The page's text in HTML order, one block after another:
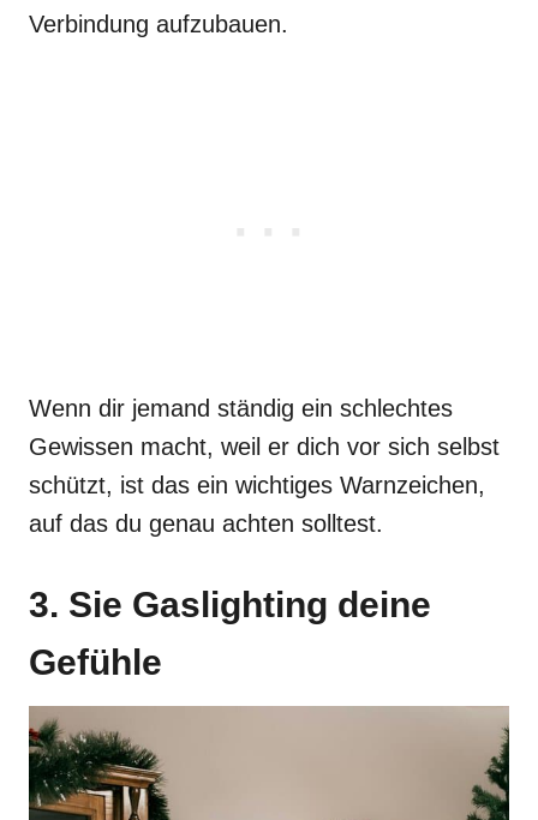
Verbindung aufzubauen.
Wenn dir jemand ständig ein schlechtes
Gewissen macht, weil er dich vor sich selbst
schützt, ist das ein wichtiges Warnzeichen,
auf das du genau achten solltest.
3. Sie Gaslighting deine
Gefühle